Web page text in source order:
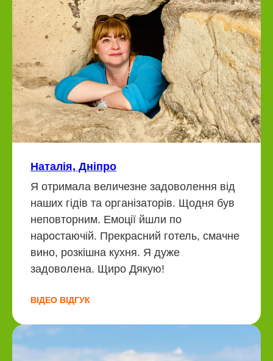
Наталія, Дніпро
Я отримала величезне задоволення від
наших гідів та організаторів. Щодня був
неповторним. Емоції йшли по
наростаючій. Прекрасний готель, смачне
вино, розкішна кухня. Я дуже
задоволена. Щиро Дякую!
ВІДЕО ВІДГУК